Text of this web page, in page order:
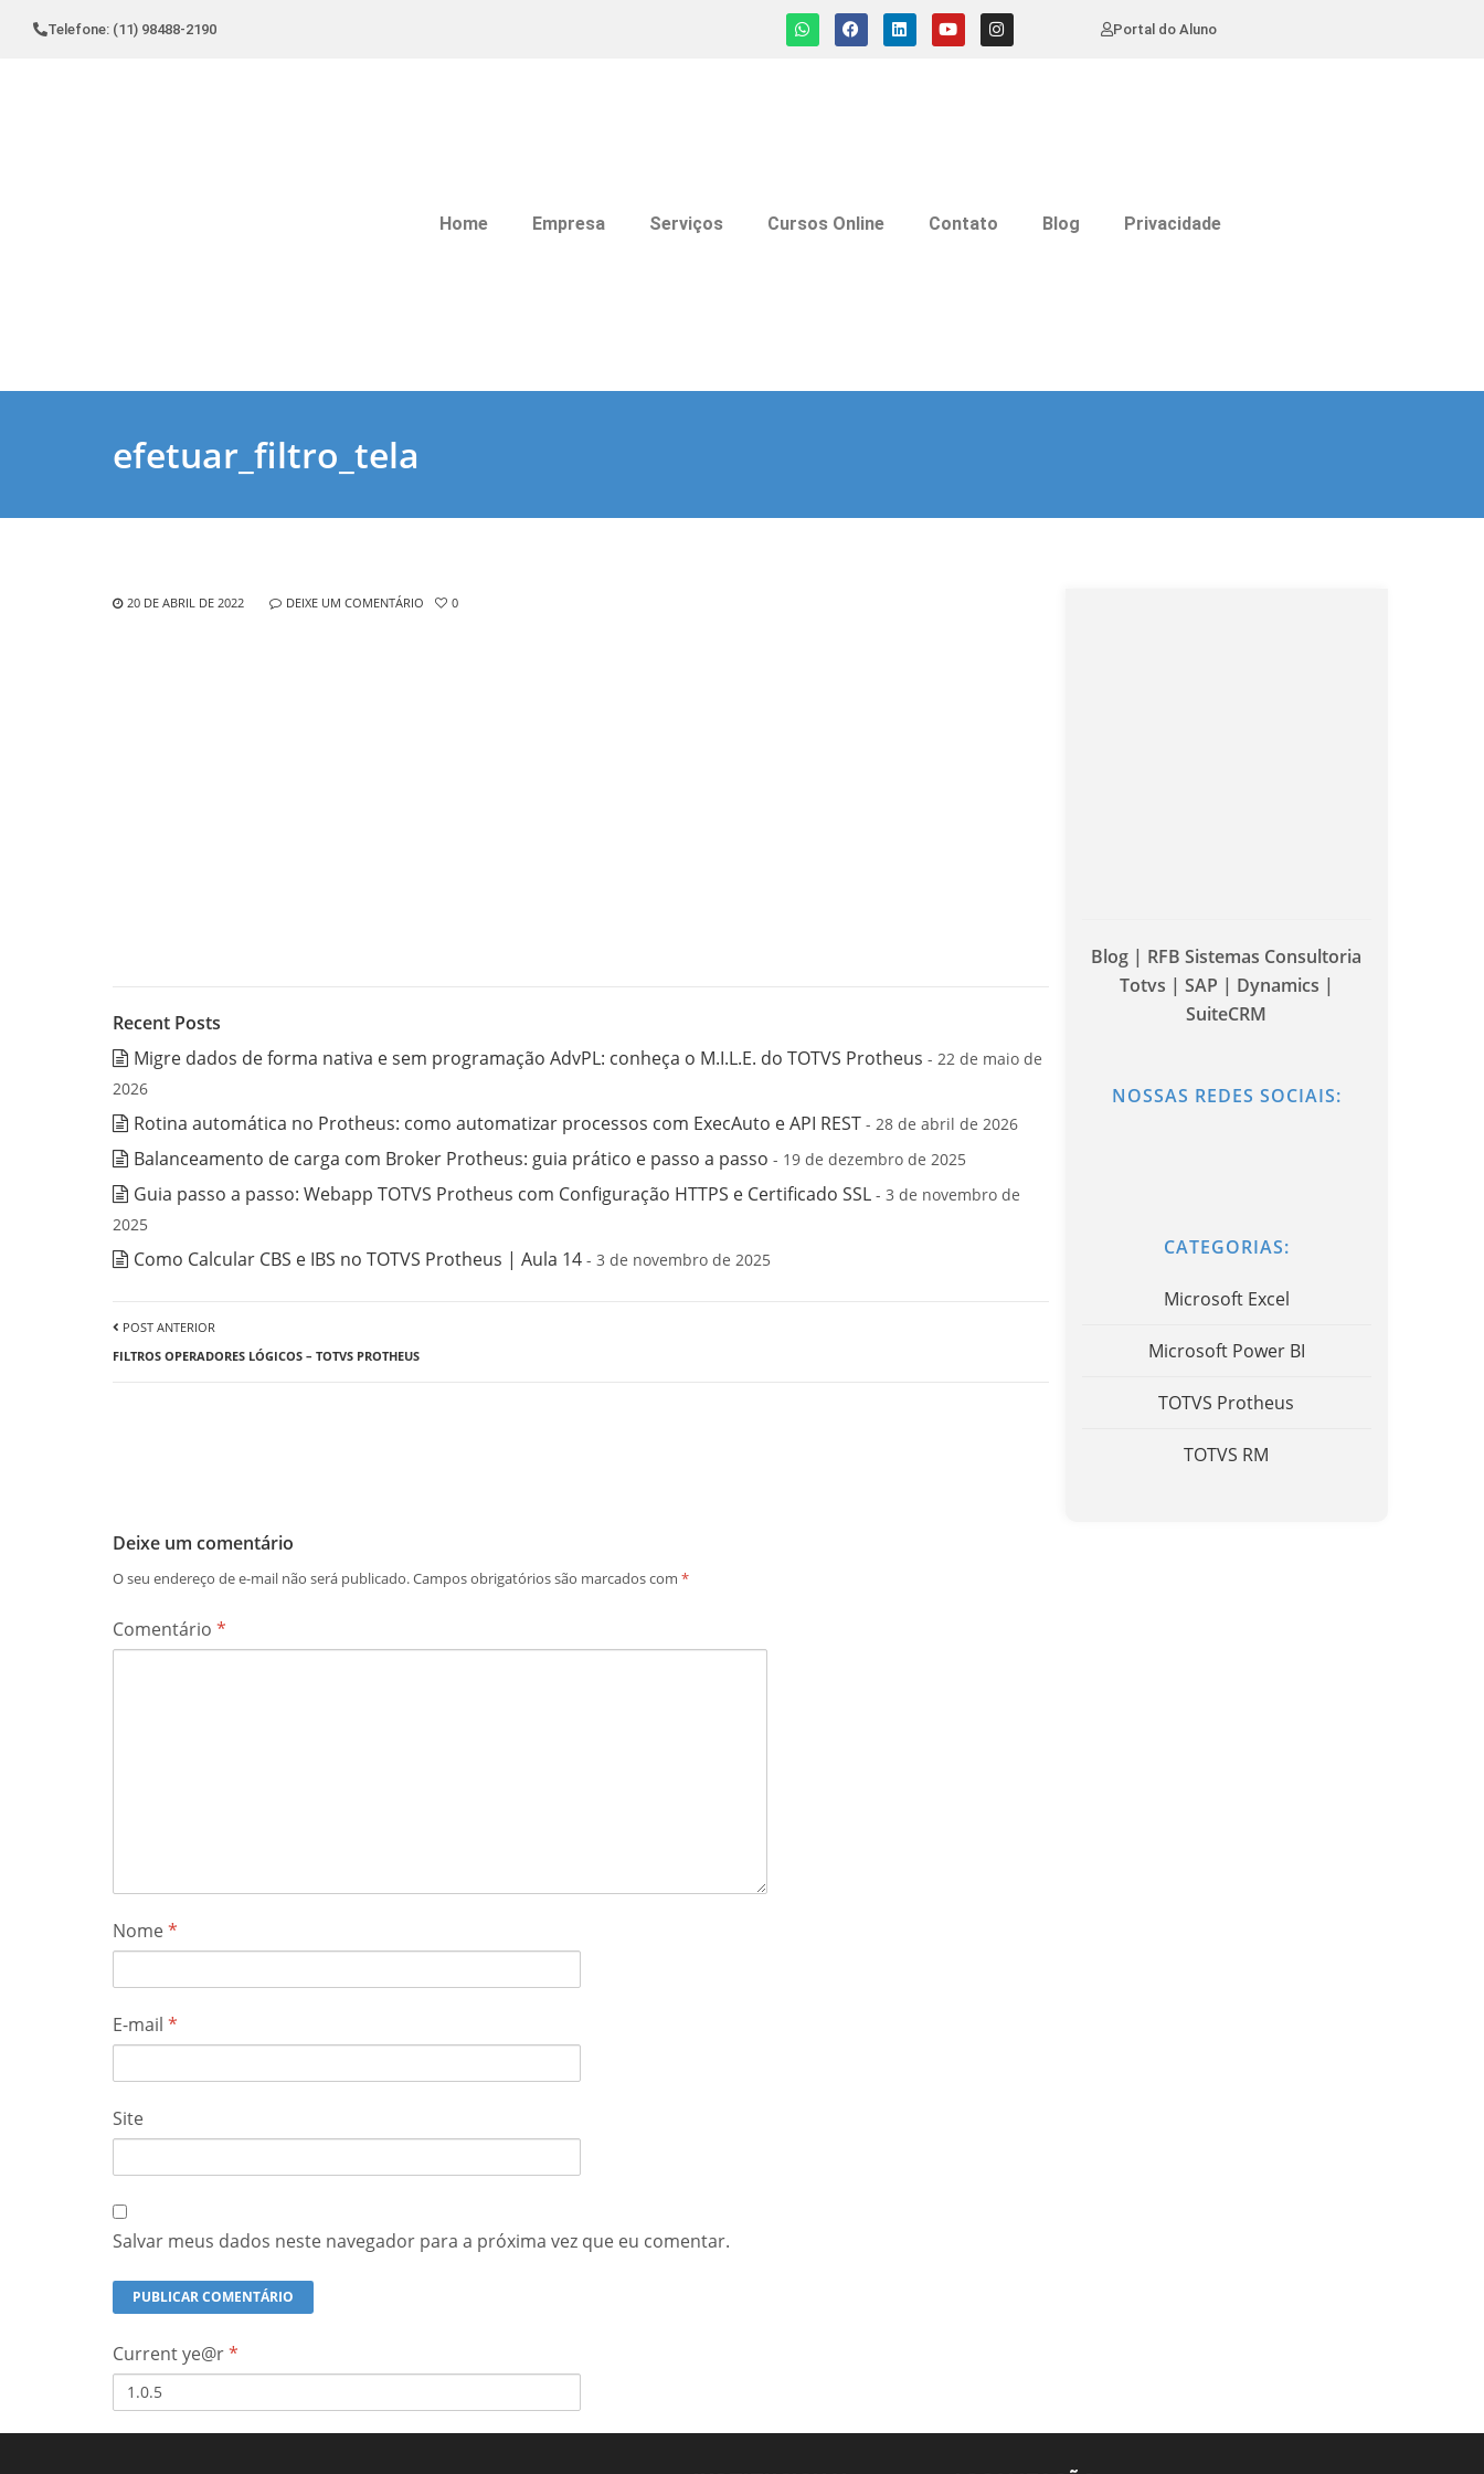
Telefone: (11) 98488-2190 Portal do Aluno
Home Empresa Serviços Cursos Online Contato Blog Privacidade
efetuar_filtro_tela
20 DE ABRIL DE 2022 DEIXE UM COMENTÁRIO 0
Recent Posts
Migre dados de forma nativa e sem programação AdvPL: conheça o M.I.L.E. do TOTVS Protheus - 22 de maio de
2026
Rotina automática no Protheus: como automatizar processos com ExecAuto e API REST - 28 de abril de 2026
Balanceamento de carga com Broker Protheus: guia prático e passo a passo - 19 de dezembro de 2025
Guia passo a passo: Webapp TOTVS Protheus com Configuração HTTPS e Certificado SSL - 3 de novembro de
2025
Como Calcular CBS e IBS no TOTVS Protheus | Aula 14 - 3 de novembro de 2025
POST ANTERIOR
FILTROS OPERADORES LÓGICOS – TOTVS PROTHEUS
Deixe um comentário
O seu endereço de e-mail não será publicado.Campos obrigatórios são marcados com *
Comentário *
Nome*
E-mail *
Site
Salvar meus dados neste navegador para a próxima vez que eu comentar.
Current ye@r*
Blog | RFB Sistemas Consultoria
Totvs | SAP | Dynamics |
SuiteCRM
NOSSAS REDES SOCIAIS:
CATEGORIAS:
Microsoft Excel
Microsoft Power BI
TOTVS Protheus
TOTVS RM